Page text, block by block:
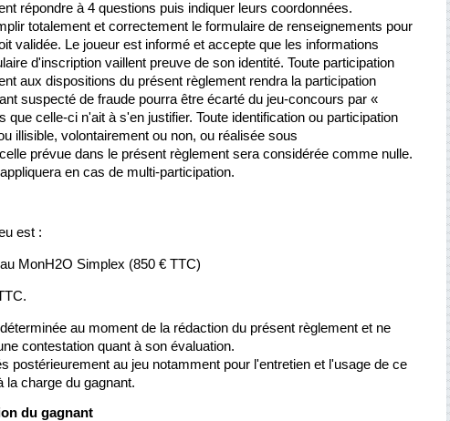
répondre à 4 questions puis indiquer leurs coordonnées.
totalement et correctement le formulaire de renseignements pour
validée. Le joueur est informé et accepte que les informations
d'inscription vaillent preuve de son identité. Toute participation
aux dispositions du présent règlement rendra la participation
suspecté de fraude pourra être écarté du jeu-concours par «
que celle-ci n'ait à s'en justifier. Toute identification ou participation
illisible, volontairement ou non, ou réalisée sous
prévue dans le présent règlement sera considérée comme nulle.
en cas de multi-participation.
est :
MonH2O Simplex (850 € TTC)
au moment de la rédaction du présent règlement et ne
contestation quant à son évaluation.
postérieurement au jeu notamment pour l'entretien et l'usage de ce
la charge du gagnant.
du gagnant